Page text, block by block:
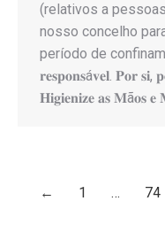
(relativos a
nosso concelho
período de
𝐫𝐞𝐬𝐩𝐨𝐧𝐬á𝐯𝐞𝐥. 𝐏𝐨𝐫 𝐬𝐢,
𝐇𝐢𝐠𝐢𝐞𝐧𝐢𝐳𝐞 𝐚𝐬 𝐌ã𝐨𝐬
← 1 … 74